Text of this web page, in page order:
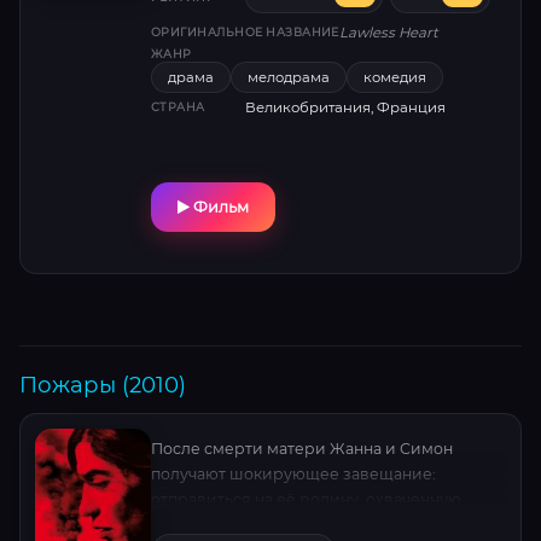
влюбляется в продавщицу из модного
бутика, а Ник даже готов изменить своим
гомосексуальным наклонностям...
ОРИГИНАЛЬНОЕ НАЗВАНИЕLawless Heart
ЖАНР
драма мелодрама комедия
СТРАНА Великобритания, Франция
Фильм
Пожары (2010)
После смерти матери Жанна и Симон
получают шокирующее завещание: